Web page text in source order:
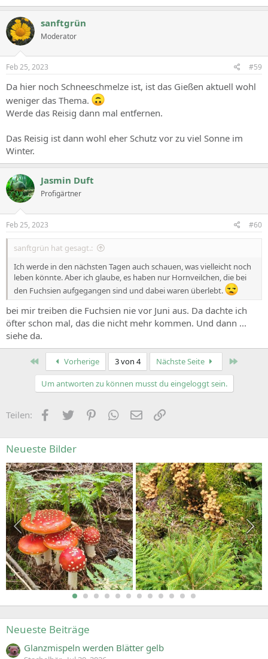
sanftgrün
Moderator
Feb 25, 2023 #59
Da hier noch Schneeschmelze ist, ist das Gießen aktuell wohl
weniger das Thema.
Werde das Reisig dann mal entfernen.
Das Reisig ist dann wohl eher Schutz vor zu viel Sonne im
Winter.
Jasmin Duft
Profigärtner
Feb 25, 2023 #60
sanftgrün hat gesagt.:
Ich werde in den nächsten Tagen auch schauen, was vielleicht noch
leben könnte. Aber ich glaube, es haben nur Hornveilchen, die bei
den Fuchsien aufgegangen sind und dabei waren überlebt.
bei mir treiben die Fuchsien nie vor Juni aus. Da dachte ich
öfter schon mal, das die nicht mehr kommen. Und dann ...
siehe da.
Erste Vorherige 3 von 4 Nächste Seite
Um antworten zu können musst du eingeloggt sein.
Teilen: FacebookZwitschernPinterestWhatsApp
E-Mail
Neueste Bilder
Neueste Beiträge
Glanzmispeln werden Blätter gelb